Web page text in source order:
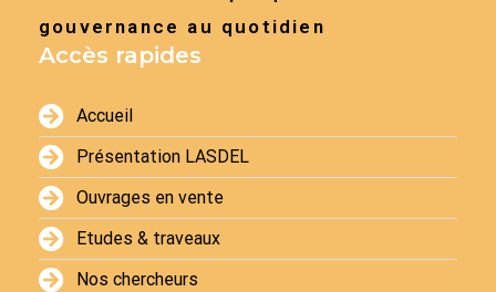
gouvernance au quotidien
Accès rapides
Accueil
Présentation LASDEL
Ouvrages en vente
Etudes & traveaux
Nos chercheurs